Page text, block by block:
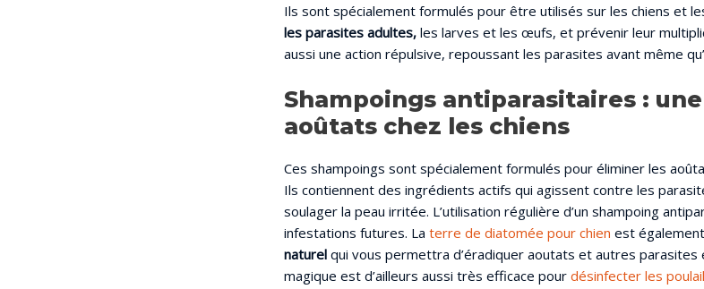
Ils sont spécialement formulés pour être utilisés sur les chiens et
les parasites adultes, les larves et les œufs, et prévenir leur
aussi une action répulsive, repoussant les parasites avant même
Shampoings antiparasitaires :
aoûtats chez les chiens
Ces shampoings sont spécialement formulés pour éliminer les
Ils contiennent des ingrédients actifs qui agissent contre les
soulager la peau irritée. L’utilisation régulière d’un shampoing
infestations futures. La terre de diatomée pour chien est
naturel qui vous permettra d’éradiquer aoutats et autres parasites
magique est d’ailleurs aussi très efficace pour désinfecter les